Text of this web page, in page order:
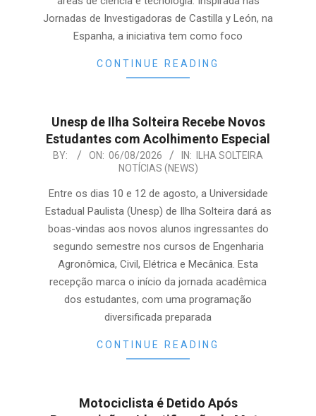
Jornadas de Investigadoras de Castilla y León, na
Espanha, a iniciativa tem como foco
CONTINUE READING
Unesp de Ilha Solteira Recebe Novos
Estudantes com Acolhimento Especial
2026-
06
BY: ON: 06/08/2026 IN:
ILHA SOLTEIRA
NOTÍCIAS (NEWS)
Entre os dias 10 e 12 de agosto, a Universidade
Estadual Paulista (Unesp) de Ilha Solteira dará as
boas-vindas aos novos alunos ingressantes do
segundo semestre nos cursos de Engenharia
Agronômica, Civil, Elétrica e Mecânica. Esta
recepção marca o início da jornada acadêmica
dos estudantes, com uma programação
diversificada preparada
CONTINUE READING
Motociclista é Detido Após